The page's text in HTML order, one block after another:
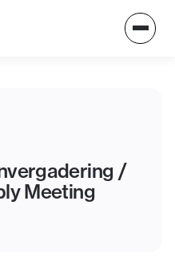
/
Meeting